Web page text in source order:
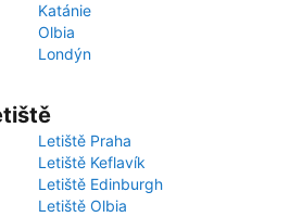
Katánie
Olbia
Londýn
Letiště Praha
Letiště Keflavík
Letiště Edinburgh
Letiště Olbia